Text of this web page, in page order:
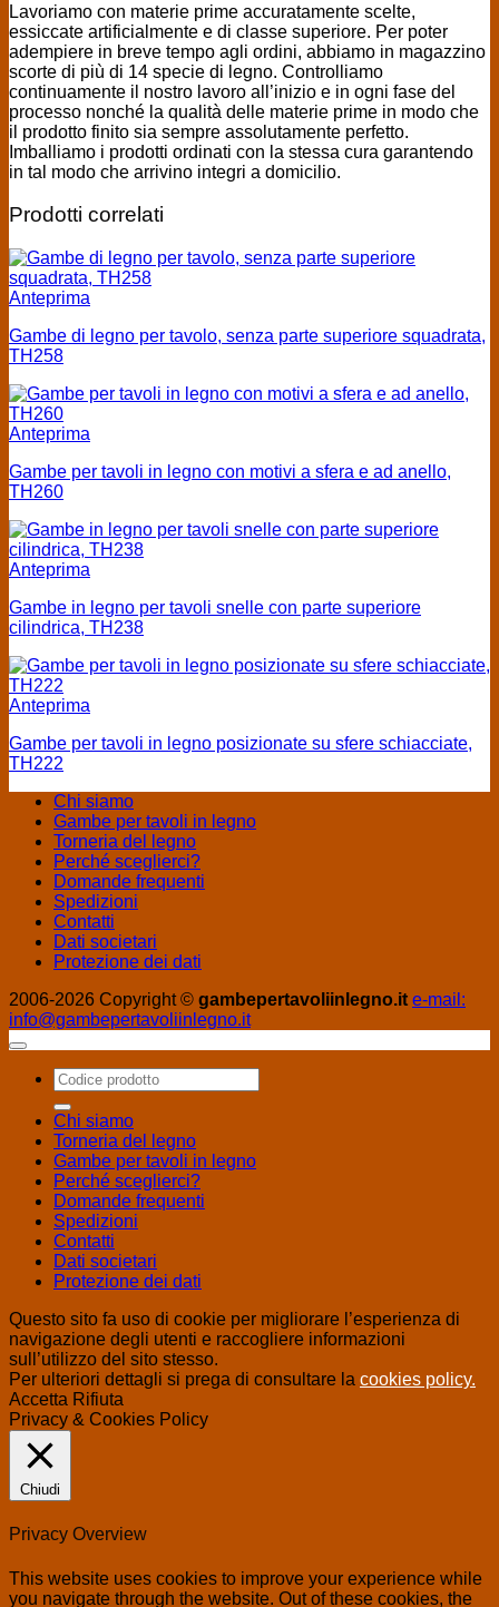
Lavoriamo con materie prime accuratamente scelte,
essiccate artificialmente e di classe superiore. Per poter
adempiere in breve tempo agli ordini, abbiamo in magazzino
scorte di più di 14 specie di legno. Controlliamo
continuamente il nostro lavoro all’inizio e in ogni fase del
processo nonché la qualità delle materie prime in modo che
il prodotto finito sia sempre assolutamente perfetto.
Imballiamo i prodotti ordinati con la stessa cura garantendo
in tal modo che arrivino integri a domicilio.
Prodotti correlati
Anteprima
Gambe di legno per tavolo, senza parte superiore squadrata,
TH258
Anteprima
Gambe per tavoli in legno con motivi a sfera e ad anello,
TH260
Anteprima
Gambe in legno per tavoli snelle con parte superiore
cilindrica, TH238
Anteprima
Gambe per tavoli in legno posizionate su sfere schiacciate,
TH222
Chi siamo
Gambe per tavoli in legno
Torneria del legno
Perché sceglierci?
Domande frequenti
Spedizioni
Contatti
Dati societari
Protezione dei dati
2006-2026 Copyright © gambepertavoliinlegno.it e-mail:
info@gambepertavoliinlegno.it
Cerca:
Chi siamo
Torneria del legno
Gambe per tavoli in legno
Perché sceglierci?
Domande frequenti
Spedizioni
Contatti
Dati societari
Protezione dei dati
Questo sito fa uso di cookie per migliorare l’esperienza di
navigazione degli utenti e raccogliere informazioni
sull’utilizzo del sito stesso.
Per ulteriori dettagli si prega di consultare la cookies policy.
Accetta Rifiuta
Privacy & Cookies Policy
Chiudi
Privacy Overview
This website uses cookies to improve your experience while
you navigate through the website. Out of these cookies, the